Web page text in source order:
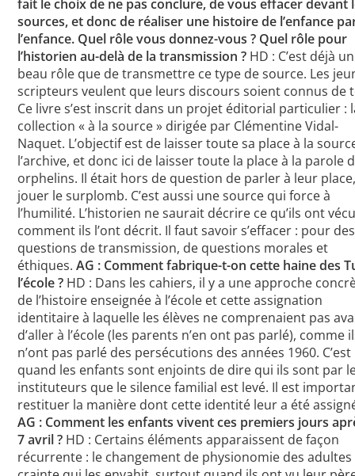
fait le choix de ne pas conclure, de vous effacer devant
sources, et donc de réaliser une histoire de l’enfance
l’enfance. Quel rôle vous donnez-vous ? Quel rôle pour
l’historien au-delà de la transmission ? HD : C’est déjà un
beau rôle que de transmettre ce type de source. Les
scripteurs veulent que leurs discours soient connus de
Ce livre s’est inscrit dans un projet éditorial particulier :
collection « à la source » dirigée par Clémentine Vidal-
Naquet. L’objectif est de laisser toute sa place à la
l’archive, et donc ici de laisser toute la place à la parole
orphelins. Il était hors de question de parler à leur
jouer le surplomb. C’est aussi une source qui force à
l’humilité. L’historien ne saurait décrire ce qu’ils ont
comment ils l’ont décrit. Il faut savoir s’effacer : pour des
questions de transmission, de questions morales et
éthiques.AG : Comment fabrique-t-on cette haine des
l’école ? HD : Dans les cahiers, il y a une approche
de l’histoire enseignée à l’école et cette assignation
identitaire à laquelle les élèves ne comprenaient pas
d’aller à l’école (les parents n’en ont pas parlé), comme
n’ont pas parlé des persécutions des années 1960. C’est
quand les enfants sont enjoints de dire qui ils sont par
instituteurs que le silence familial est levé. Il est
restituer la manière dont cette identité leur a été
AG : Comment les enfants vivent ces premiers jours
7 avril ? HD : Certains éléments apparaissent de façon
récurrente : le changement de physionomie des adultes